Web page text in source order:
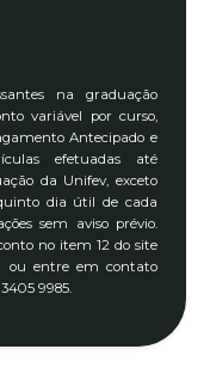
na graduação
variável por curso,
Antecipado e
efetuadas até
da Unifev, exceto
dia útil de cada
sem aviso prévio.
no item 12 do site
ou entre em contato
9985.